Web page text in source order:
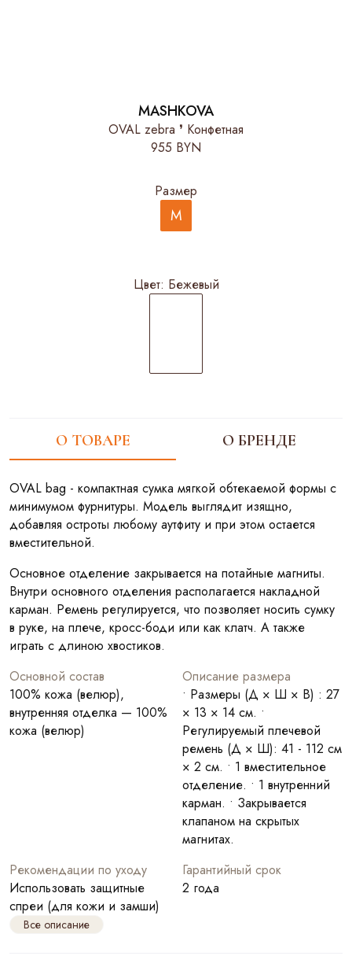
MASHKOVA
OVAL zebra ❜ Конфетная
955 BYN
Размер
M
Цвет: Бежевый
О ТОВАРЕ О БРЕНДЕ
OVAL bag - компактная сумка мягкой обтекаемой формы с
минимумом фурнитуры. Модель выглядит изящно,
добавляя остроты любому аутфиту и при этом остается
вместительной.
Основное отделение закрывается на потайные магниты.
Внутри основного отделения располагается накладной
карман. Ремень регулируется, что позволяет носить сумку
в руке, на плече, кросс-боди или как клатч. А также
играть с длиною хвостиков.
Основной состав
100% кожа (велюр),
внутренняя отделка — 100%
кожа (велюр)
Описание размера
• Размеры (Д × Ш × В) : 27
× 13 × 14 см. •
Регулируемый плечевой
ремень (Д × Ш): 41 - 112 см
× 2 см. • 1 вместительное
отделение. • 1 внутренний
карман. • Закрывается
клапаном на скрытых
магнитах.
Рекомендации по уходу
Использовать защитные
спреи (для кожи и замши)
Гарантийный срок
2 года
Все описание